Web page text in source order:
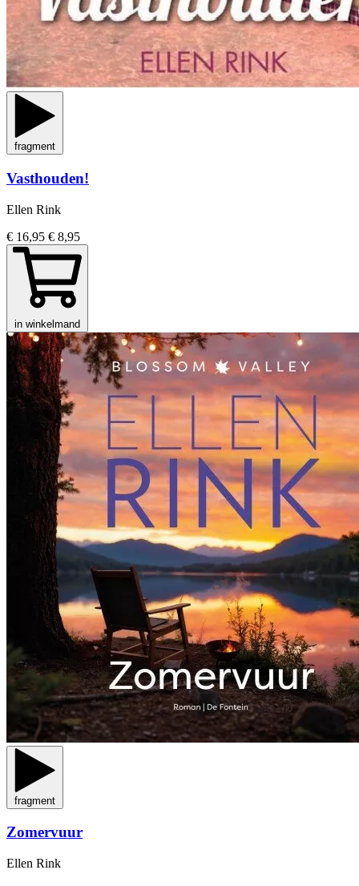
fragment
Vasthouden!
Ellen Rink
€ 16,95 € 8,95
in winkelmand
fragment
Zomervuur
Ellen Rink